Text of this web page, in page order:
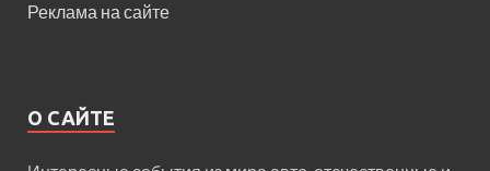
Реклама на сайте
О САЙТЕ